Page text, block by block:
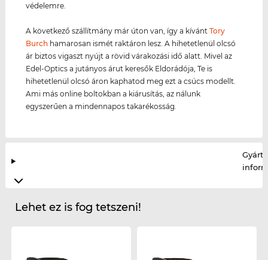
védelemre.
A következő szállítmány már úton van, így a kívántTory
Burch hamarosan ismét raktáron lesz. A hihetetlenül olcsó
ár biztos vigaszt nyújt a rövid várakozási idő alatt. Mivel az
Edel-Optics a jutányos árut keresők Eldorádója, Te is
hihetetlenül olcsó áron kaphatod meg ezt a csúcs modellt.
Ami más online boltokban a kiárusítás, az nálunk
egyszerűen a mindennapos takarékosság.
Lehet ez is fog tetszeni!